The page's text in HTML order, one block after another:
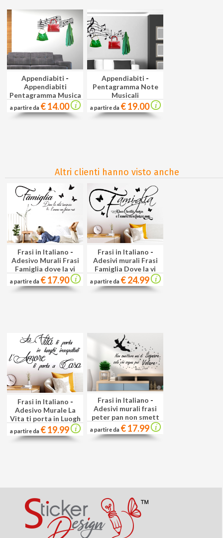
Appendiabiti -
Appendiabiti
Pentagramma Musica
a partire da € 14.00
Appendiabiti -
Pentagramma Note
Musicali
a partire da € 19.00
Altri clienti hanno visto anche
Frasi in Italiano -
Adesivo Murali Frasi
Famiglia dove la vi
a partire da € 17.90
Frasi in Italiano -
Adesivi murali Frasi
Famiglia Dove la vi
a partire da € 24.99
Frasi in Italiano -
Adesivo Murale La
Vita ti porta in Luogh
a partire da € 19.99
Frasi in Italiano -
Adesivi murali frasi
peter pan non smett
a partire da € 17.99